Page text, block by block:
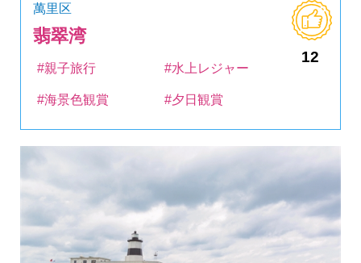
萬里区
翡翠湾
12
#親子旅行 #水上レジャー
#海景色観賞 #夕日観賞